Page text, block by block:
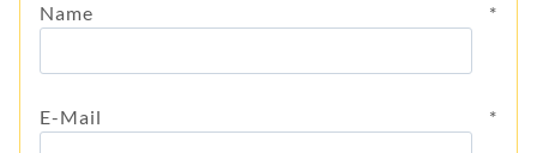
Name *
E-Mail *